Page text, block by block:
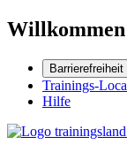
Barrierefreiheit
Trainings-
Hilfe